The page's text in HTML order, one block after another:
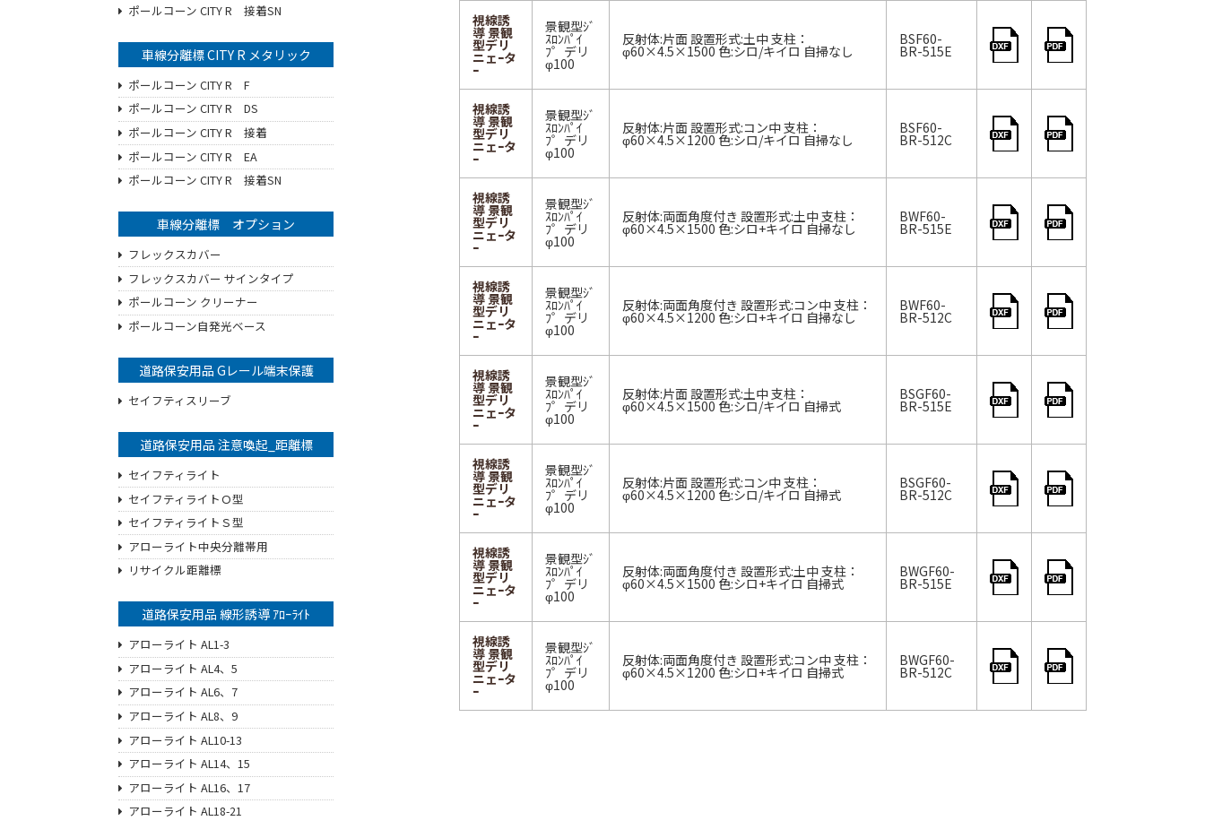
視線誘
導 景観
型デリ
ニェｰタ
ｰ
景観型ｼﾞ
ｽﾛﾝﾊﾟｲ
ﾌ゜デリ
φ100
反射体:片面 設置形式:土中 支柱：
φ60×4.5×1500 色:シロ/キイロ 自掃なし
BSF60-
BR-515E
視線誘
導 景観
型デリ
ニェｰタ
ｰ
景観型ｼﾞ
ｽﾛﾝﾊﾟｲ
ﾌ゜デリ
φ100
反射体:片面 設置形式:コン中 支柱：
φ60×4.5×1200 色:シロ/キイロ 自掃なし
BSF60-
BR-512C
視線誘
導 景観
型デリ
ニェｰタ
ｰ
景観型ｼﾞ
ｽﾛﾝﾊﾟｲ
ﾌ゜デリ
φ100
反射体:両面角度付き 設置形式:土中 支柱：
φ60×4.5×1500 色:シロ+キイロ 自掃なし
BWF60-
BR-515E
視線誘
導 景観
型デリ
ニェｰタ
ｰ
景観型ｼﾞ
ｽﾛﾝﾊﾟｲ
ﾌ゜デリ
φ100
反射体:両面角度付き 設置形式:コン中 支柱：
φ60×4.5×1200 色:シロ+キイロ 自掃なし
BWF60-
BR-512C
視線誘
導 景観
型デリ
ニェｰタ
ｰ
景観型ｼﾞ
ｽﾛﾝﾊﾟｲ
ﾌ゜デリ
φ100
反射体:片面 設置形式:土中 支柱：
φ60×4.5×1500 色:シロ/キイロ 自掃式
BSGF60-
BR-515E
視線誘
導 景観
型デリ
ニェｰタ
ｰ
景観型ｼﾞ
ｽﾛﾝﾊﾟｲ
ﾌ゜デリ
φ100
反射体:片面 設置形式:コン中 支柱：
φ60×4.5×1200 色:シロ/キイロ 自掃式
BSGF60-
BR-512C
視線誘
導 景観
型デリ
ニェｰタ
ｰ
景観型ｼﾞ
ｽﾛﾝﾊﾟｲ
ﾌ゜デリ
φ100
反射体:両面角度付き 設置形式:土中 支柱：
φ60×4.5×1500 色:シロ+キイロ 自掃式
BWGF60-
BR-515E
視線誘
導 景観
型デリ
ニェｰタ
ｰ
景観型ｼﾞ
ｽﾛﾝﾊﾟｲ
ﾌ゜デリ
φ100
反射体:両面角度付き 設置形式:コン中 支柱：
φ60×4.5×1200 色:シロ+キイロ 自掃式
BWGF60-
BR-512C
ポールコーン CITY R 接着SN
車線分離標 CITY R メタリック
ポールコーン CITY R F
ポールコーン CITY R DS
ポールコーン CITY R 接着
ポールコーン CITY R EA
ポールコーン CITY R 接着SN
車線分離標 オプション
フレックスカバー
フレックスカバー サインタイプ
ポールコーン クリーナー
ポールコーン自発光ベース
道路保安用品 Gレール端末保護
セイフティスリーブ
道路保安用品 注意喚起_距離標
セイフティライト
セイフティライトＯ型
セイフティライトＳ型
アローライト中央分離帯用
リサイクル距離標
道路保安用品 線形誘導 ｱﾛｰﾗｲﾄ
アローライト AL1-3
アローライト AL4、5
アローライト AL6、7
アローライト AL8、9
アローライト AL10-13
アローライト AL14、15
アローライト AL16、17
アローライト AL18-21